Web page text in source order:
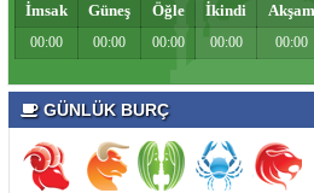
İmsak Güneş Öğle İkindi Akşam
00:00 00:00 00:00 00:00 00:00
GÜNLÜK BURÇ